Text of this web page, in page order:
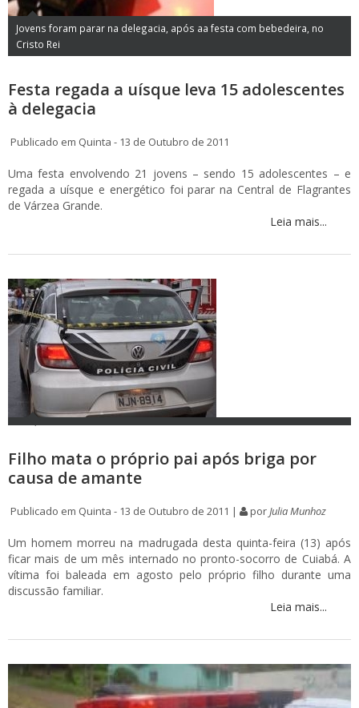
Jovens foram parar na delegacia, após aa festa com bebedeira, no
Cristo Rei
Festa regada a uísque leva 15 adolescentes
à delegacia
Publicado em Quinta - 13 de Outubro de 2011
Uma festa envolvendo 21 jovens – sendo 15 adolescentes – e
regada a uísque e energético foi parar na Central de Flagrantes
de Várzea Grande.
Leia mais...
Filho mata o próprio pai após briga por
causa de amante
Publicado em Quinta - 13 de Outubro de 2011 | porJulia Munhoz
Um homem morreu na madrugada desta quinta-feira (13) após
ficar mais de um mês internado no pronto-socorro de Cuiabá. A
vítima foi baleada em agosto pelo próprio filho durante uma
discussão familiar.
Leia mais...